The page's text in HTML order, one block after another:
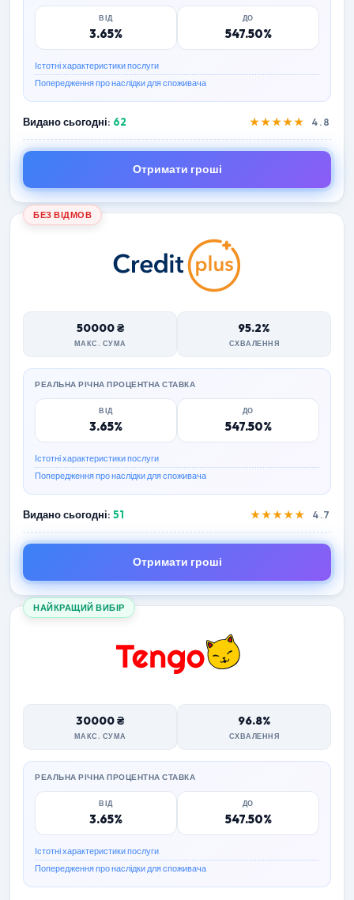
ВІД
3.65%
ДО
547.50%
Істотні характеристики послуги
Попередження про наслідки для споживача
Видано сьогодні: 62 ★★★★★ 4.8
Отримати гроші
БЕЗ ВІДМОВ
50000 ₴
МАКС. СУМА
95.2%
СХВАЛЕННЯ
РЕАЛЬНА РІЧНА ПРОЦЕНТНА СТАВКА
ВІД
3.65%
ДО
547.50%
Істотні характеристики послуги
Попередження про наслідки для споживача
Видано сьогодні: 51 ★★★★★ 4.7
Отримати гроші
НАЙКРАЩИЙ ВИБІР
30000 ₴
МАКС. СУМА
96.8%
СХВАЛЕННЯ
РЕАЛЬНА РІЧНА ПРОЦЕНТНА СТАВКА
ВІД
3.65%
ДО
547.50%
Істотні характеристики послуги
Попередження про наслідки для споживача